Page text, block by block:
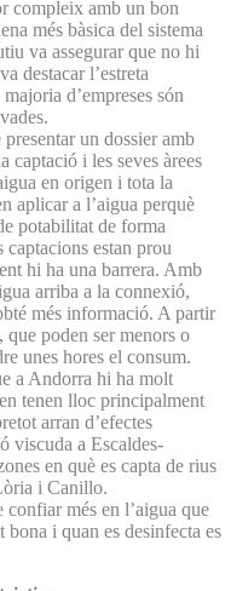
compleix amb un bon
més bàsica del sistema
va assegurar que no hi
destacar l’estreta
d’empreses són
un dossier amb
captació i les seves àrees
en origen i tota la
aplicar a l’aigua perquè
potabilitat de forma
estan prou
hi ha una barrera. Amb
arriba a la connexió,
més informació. A partir
que poden ser menors o
unes hores el consum.
a Andorra hi ha molt
tenen lloc principalment
arran d’efectes
viscuda a Escaldes-
en què es capta de rius
i Canillo.
confiar més en l’aigua que
bona i quan es desinfecta es